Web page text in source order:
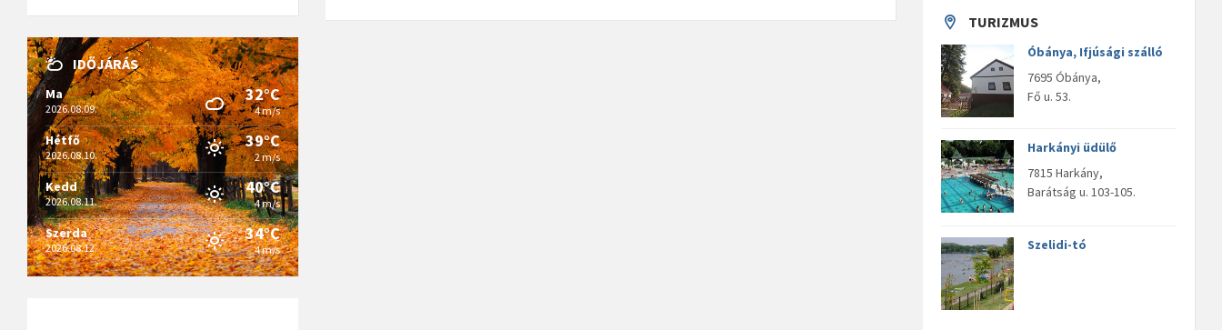
IDŐJÁRÁS
Ma
2026.08.09.
32°C
4 m/s
Hétfő
2026.08.10.
39°C
2 m/s
Kedd
2026.08.11.
40°C
4 m/s
Szerda
2026.08.12.
34°C
4 m/s
TURIZMUS
Óbánya, Ifjúsági szálló
7695 Óbánya,
Fő u. 53.
Harkányi üdülő
7815 Harkány,
Barátság u. 103-105.
Szelidi-tó